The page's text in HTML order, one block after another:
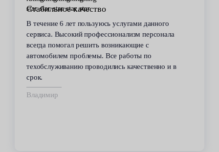
Стабильное качество
В течение 6 лет пользуюсь услугами данного
сервиса. Высокий профессионализм персонала
всегда помогал решить возникающие с
автомобилем проблемы. Все работы по
техобслуживанию проводились качественно и в
срок.
Владимир